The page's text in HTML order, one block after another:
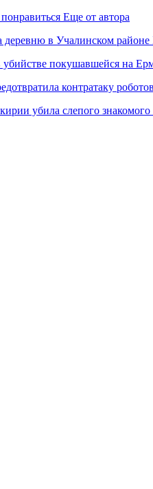
Еще от автора
деревню в Учалинском
покушавшейся на
контратаку
убила слепого знакомого